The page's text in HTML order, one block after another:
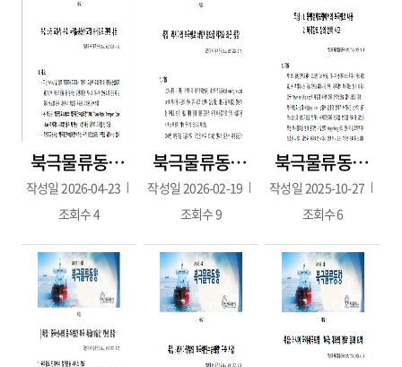
북극물류동향 115호(2026.4.22./3~4월호)
작성일 2026-04-23
조회수4
북극물류동향 114호(2026 1월호 2월호 / 2026.2.19. 발간)
작성일 2026-02-19
조회수9
북극물류동향 2025년 9월호(2025.10.01.발간)
작성일 2025-10-27
조회수6